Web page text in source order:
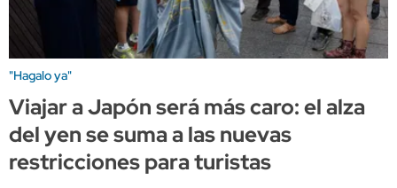
"Hagalo ya"
Viajar a Japón será más caro: el alza
del yen se suma a las nuevas
restricciones para turistas